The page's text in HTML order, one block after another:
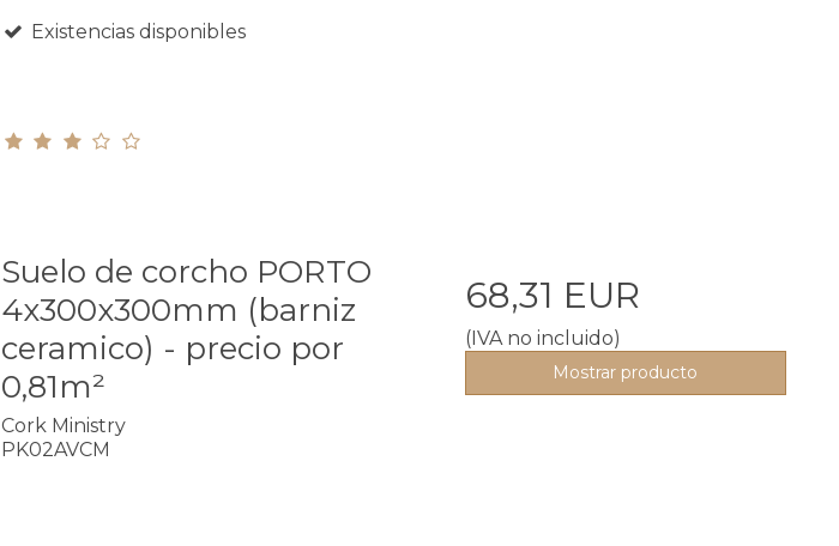
Existencias disponibles
Suelo de corcho PORTO
4x300x300mm (barniz
ceramico) - precio por
0,81m²
Cork Ministry
PK02AVCM
68,31 EUR
(IVA no incluido)
Mostrar producto